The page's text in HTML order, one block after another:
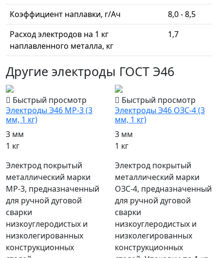
Коэффициент наплавки, г/Ач
8,0 - 8,5
Расход электродов на 1 кг
наплавленного металла, кг
1,7
Другие электроды ГОСТ Э46
Быстрый просмотр
Электроды Э46 МР-3 (3
мм, 1 кг)
3 мм
1 кг
Электрод покрытый
металлический марки
МР-3, предназначенный
для ручной дуговой
сварки
низкоуглеродистых и
низколегированных
конструкционных
Быстрый просмотр
Электроды Э46 ОЗС-4 (3
мм, 1 кг)
3 мм
1 кг
Электрод покрытый
металлический марки
ОЗС-4, предназначенный
для ручной дуговой
сварки
низкоуглеродистых и
низколегированных
конструкционных